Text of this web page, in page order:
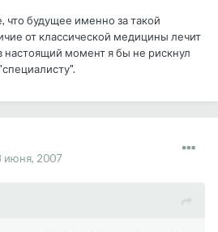
будущее именно за такой
от классической медицины лечит
настоящий момент я бы не рискнул
июня, 2007